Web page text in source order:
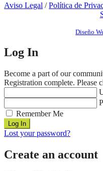
Aviso Legal /Política de
Diseño
Log In
Become a part of our
Registration complete. Please
Remember Me
Lost your password?
Create an account